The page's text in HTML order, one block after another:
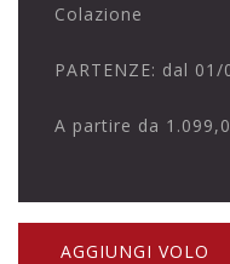
Colazione
PARTENZE: dal 01/
A partire da
AGGIUNGI VOLO